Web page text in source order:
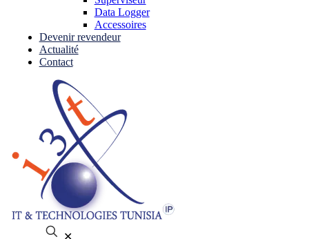
Data Logger
Accessoires
Devenir revendeur
Actualité
Contact
✕